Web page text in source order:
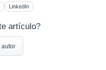
LinkedIn
artículo?
autor